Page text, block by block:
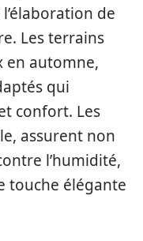
de
Les terrains
en automne,
qui
confort. Les
assurent non
l’humidité,
touche élégante